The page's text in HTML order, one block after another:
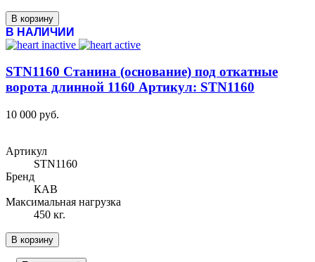
В корзину
В НАЛИЧИИ
STN1160 Станина (основание) под откатные
ворота длинной 1160 Артикул: STN1160
10 000 руб.
Артикул
STN1160
Бренд
КАВ
Максимальная нагрузка
450 кг.
В корзину